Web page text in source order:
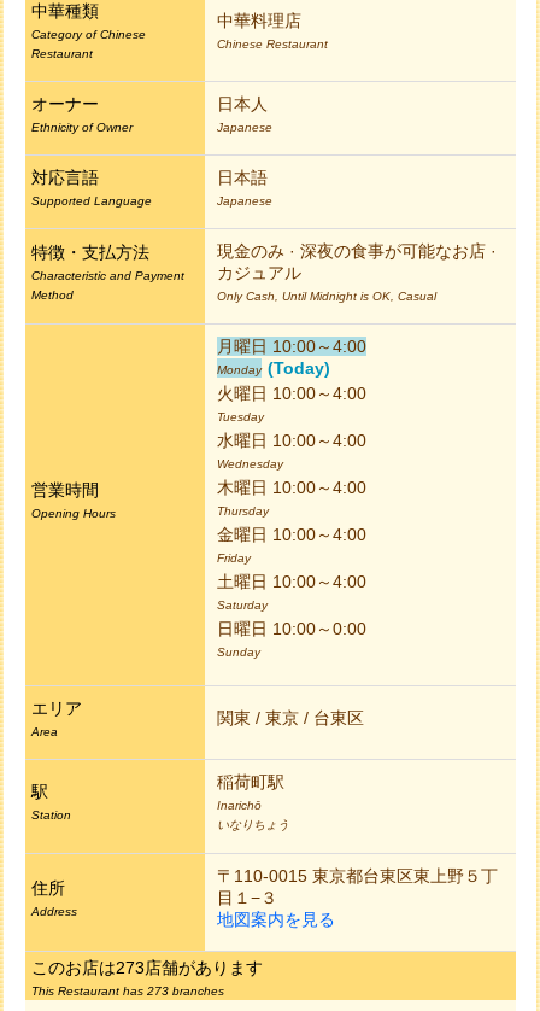
中華種類
Category of Chinese
Restaurant
中華料理店
Chinese Restaurant
オーナー
Ethnicity of Owner
日本人
Japanese
対応言語
Supported Language
日本語
Japanese
特徴・支払方法
Characteristic and Payment
Method
現金のみ · 深夜の食事が可能なお店 ·
カジュアル
Only Cash, Until Midnight is OK, Casual
営業時間
Opening Hours
月曜日 10:00～4:00
Monday (Today)
火曜日 10:00～4:00
Tuesday
水曜日 10:00～4:00
Wednesday
木曜日 10:00～4:00
Thursday
金曜日 10:00～4:00
Friday
土曜日 10:00～4:00
Saturday
日曜日 10:00～0:00
Sunday
エリア
Area
関東 / 東京 / 台東区
駅
Station
稲荷町駅
Inarichō
いなりちょう
住所
Address
〒110-0015 東京都台東区東上野５丁
目１−３
地図案内を見る
このお店は273店舗があります
This Restaurant has 273 branches